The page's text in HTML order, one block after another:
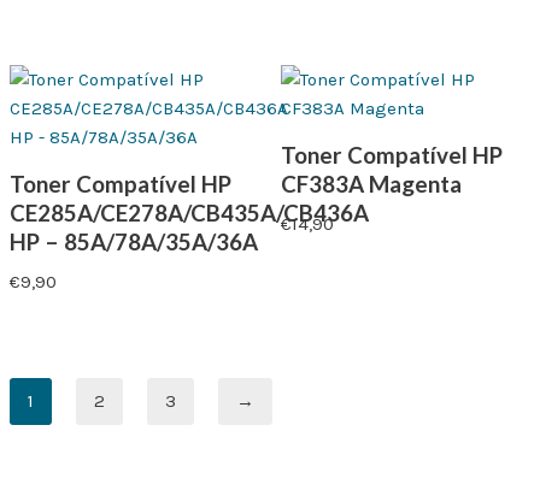
Toner Compatível HP
CE285A/CE278A/CB435A/CB436A
HP – 85A/78A/35A/36A
€9,90
Toner Compatível HP
CF383A Magenta
€14,90
1 2 3 →